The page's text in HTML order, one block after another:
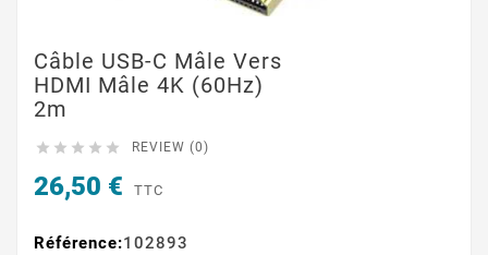
Câble USB-C Mâle Vers
HDMI Mâle 4K (60Hz)
2m
     REVIEW (0)
26,50 € TTC
Référence:102893